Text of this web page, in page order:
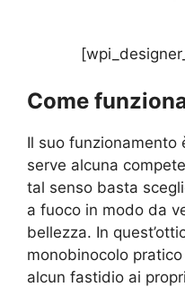
Come
Il suo funzionamento
serve alcuna
tal senso basta
a fuoco in modo da
bellezza. In
monobinocolo
alcun fastidio ai